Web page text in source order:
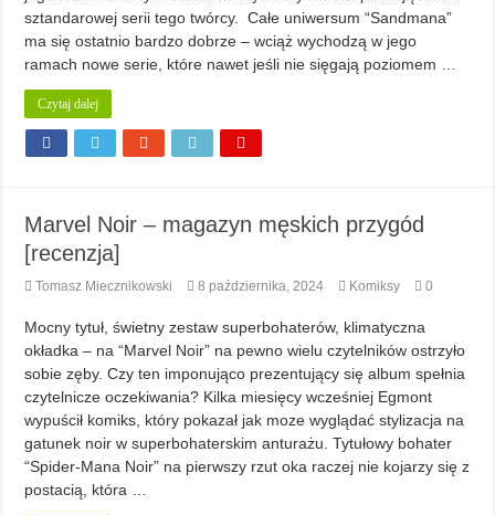
sztandarowej serii tego twórcy. Całe uniwersum “Sandmana”
ma się ostatnio bardzo dobrze – wciąż wychodzą w jego
ramach nowe serie, które nawet jeśli nie sięgają poziomem …
Czytaj dalej
Marvel Noir – magazyn męskich przygód
[recenzja]
Tomasz Miecznikowski 8 października, 2024 Komiksy 0
Mocny tytuł, świetny zestaw superbohaterów, klimatyczna
okładka – na “Marvel Noir” na pewno wielu czytelników ostrzyło
sobie zęby. Czy ten imponująco prezentujący się album spełnia
czytelnicze oczekiwania? Kilka miesięcy wcześniej Egmont
wypuścił komiks, który pokazał jak moze wyglądać stylizacja na
gatunek noir w superbohaterskim anturażu. Tytułowy bohater
“Spider-Mana Noir” na pierwszy rzut oka raczej nie kojarzy się z
postacią, która …